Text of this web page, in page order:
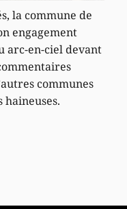
la commune de
engagement
arc-en-ciel devant
communes
haineuses.